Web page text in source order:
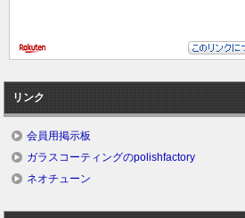
リンク
会員用掲示板
ガラスコーティングのpolishfactory
ネオチューン